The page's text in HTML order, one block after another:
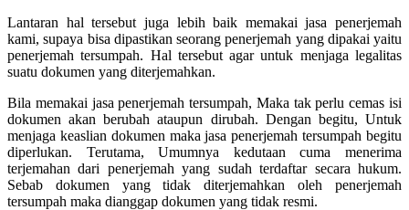
Lantaran hal tersebut juga lebih baik memakai jasa penerjemah
kami, supaya bisa dipastikan seorang penerjemah yang dipakai yaitu
penerjemah tersumpah. Hal tersebut agar untuk menjaga legalitas
suatu dokumen yang diterjemahkan.
Bila memakai jasa penerjemah tersumpah, Maka tak perlu cemas isi
dokumen akan berubah ataupun dirubah. Dengan begitu, Untuk
menjaga keaslian dokumen maka jasa penerjemah tersumpah begitu
diperlukan. Terutama, Umumnya kedutaan cuma menerima
terjemahan dari penerjemah yang sudah terdaftar secara hukum.
Sebab dokumen yang tidak diterjemahkan oleh penerjemah
tersumpah maka dianggap dokumen yang tidak resmi.